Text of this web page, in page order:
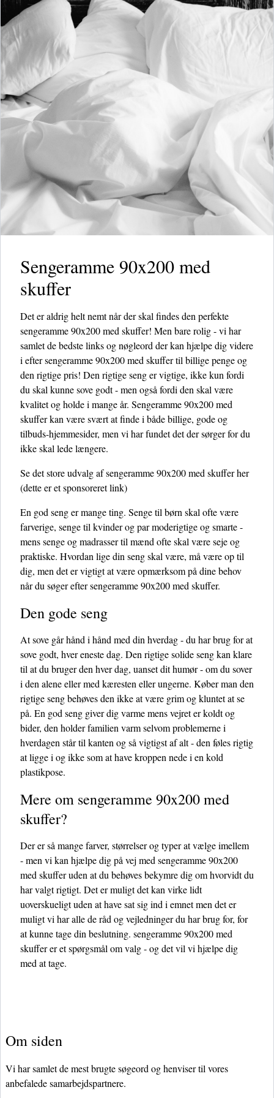
Sengeramme 90x200 med
skuffer
Det er aldrig helt nemt når der skal findes den perfekte
sengeramme 90x200 med skuffer! Men bare rolig - vi har
samlet de bedste links og nøgleord der kan hjælpe dig videre
i efter sengeramme 90x200 med skuffer til billige penge og
den rigtige pris! Den rigtige seng er vigtige, ikke kun fordi
du skal kunne sove godt - men også fordi den skal være
kvalitet og holde i mange år. Sengeramme 90x200 med
skuffer kan være svært at finde i både billige, gode og
tilbuds-hjemmesider, men vi har fundet det der sørger for du
ikke skal lede længere.
Se det store udvalg af sengeramme 90x200 med skuffer her
(dette er et sponsoreret link)
En god seng er mange ting. Senge til børn skal ofte være
farverige, senge til kvinder og par moderigtige og smarte -
mens senge og madrasser til mænd ofte skal være seje og
praktiske. Hvordan lige din seng skal være, må være op til
dig, men det er vigtigt at være opmærksom på dine behov
når du søger efter sengeramme 90x200 med skuffer.
Den gode seng
At sove går hånd i hånd med din hverdag - du har brug for at
sove godt, hver eneste dag. Den rigtige solide seng kan klare
til at du bruger den hver dag, uanset dit humør - om du sover
i den alene eller med kæresten eller ungerne. Køber man den
rigtige seng behøves den ikke at være grim og kluntet at se
på. En god seng giver dig varme mens vejret er koldt og
bider, den holder familien varm selvom problemerne i
hverdagen står til kanten og så vigtigst af alt - den føles rigtig
at ligge i og ikke som at have kroppen nede i en kold
plastikpose.
Mere om sengeramme 90x200 med
skuffer?
Der er så mange farver, størrelser og typer at vælge imellem
- men vi kan hjælpe dig på vej med sengeramme 90x200
med skuffer uden at du behøves bekymre dig om hvorvidt du
har valgt rigtigt. Det er muligt det kan virke lidt
uoverskueligt uden at have sat sig ind i emnet men det er
muligt vi har alle de råd og vejledninger du har brug for, for
at kunne tage din beslutning. sengeramme 90x200 med
skuffer er et spørgsmål om valg - og det vil vi hjælpe dig
med at tage.
Om siden
Vi har samlet de mest brugte søgeord og henviser til vores
anbefalede samarbejdspartnere.